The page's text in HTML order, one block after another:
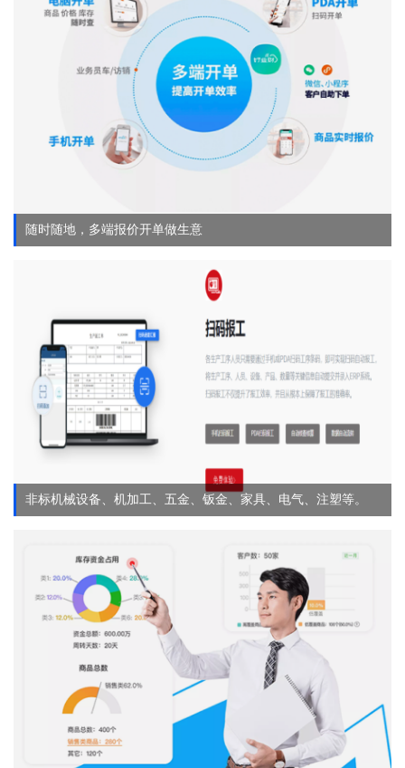
随时随地，多端报价开单做生意
非标机械设备、机加工、五金、钣金、家具、电气、注塑等。